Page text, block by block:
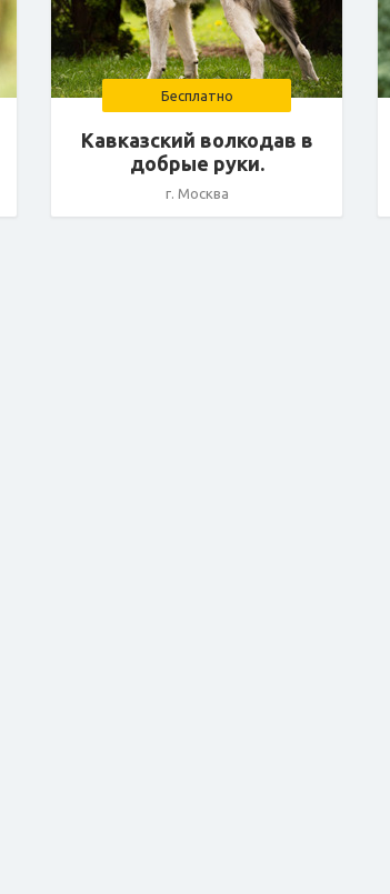
Бесплатно
Кавказский волкодав в
добрые руки.
г. Москва